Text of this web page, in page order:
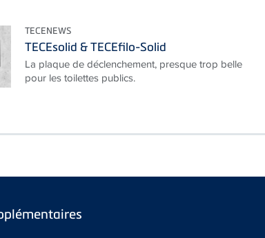
TECENEWS
TECEsolid & TECEfilo-Solid
La plaque de déclenchement, presque trop belle
pour les toilettes publics.